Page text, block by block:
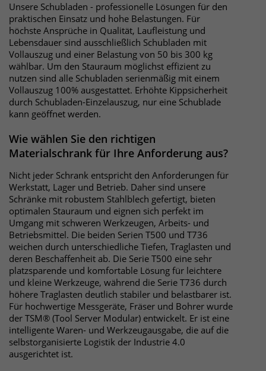
Unsere Schubladen - professionelle Lösungen für den
praktischen Einsatz und hohe Belastungen. Für
höchste Ansprüche in Qualität, Laufleistung und
Lebensdauer sind ausschließlich Schubladen mit
Vollauszug und einer Belastung von 50 bis 300 kg
wählbar. Um den Stauraum möglichst effizient zu
nutzen sind alle Schubladen serienmäßig mit einem
Vollauszug 100% ausgestattet. Erhöhte Kippsicherheit
durch Schubladen-Einzelauszug, nur eine Schublade
kann geöffnet werden.
Wie wählen Sie den richtigen
Materialschrank für Ihre Anforderung aus?
Nicht jeder Schrank entspricht den Anforderungen für
Werkstatt, Lager und Betrieb. Daher sind unsere
Schränke mit robustem Stahlblech gefertigt, bieten
optimalen Stauraum und eignen sich perfekt im
Umgang mit schweren Werkzeugen, Arbeits- und
Betriebsmittel. Die beiden Serien T500 und T736
weichen durch unterschiedliche Tiefen, Traglasten und
deren Beschaffenheit ab. Die Serie T500 eine sehr
platzsparende und komfortable Lösung für leichtere
und kleine Werkzeuge, während die Serie T736 durch
höhere Traglasten deutlich stabiler und belastbarer ist.
Für hochwertige Messgeräte, Fräser und Bohrer wurde
der TSM® (Tool Server Modular) entwickelt. Er ist eine
intelligente Waren- und Werkzeugausgabe, die auf die
selbstorganisierte Logistik der Industrie 4.0
ausgerichtet ist.